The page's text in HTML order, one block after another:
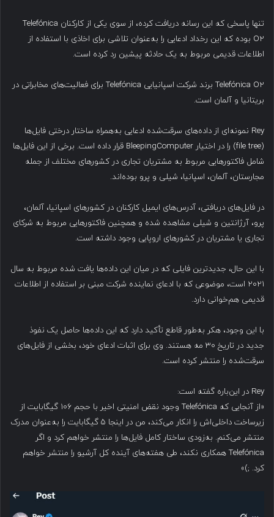
تنها پاسخی که این رسانه دریافت کرده، از سوی یکی از کارکنان Telefónica
O2 بوده که این رخداد ادعایی را به‌عنوان تلاشی برای اخاذی با استفاده از
اطلاعات قدیمی مربوط به یک حادثه پیشین رد کرده است.
Telefónica O2 برند شرکت اسپانیایی Telefónica برای فعالیت‌های مخابراتی در
بریتانیا و آلمان است.
Rey نمونه‌ای از داده‌های سرقت‌شده ادعایی به‌همراه ساختار درختی فایل‌ها
(file tree) را در اختیار BleepingComputer قرار داده است. برخی از این فایل‌ها
شامل فاکتورهایی مربوط به مشتریان تجاری در کشورهای مختلف از جمله
مجارستان، آلمان، اسپانیا، شیلی و پرو بوده‌اند.
در فایل‌های دریافتی، آدرس‌های ایمیل کارکنان در کشورهای اسپانیا، آلمان،
پرو، آرژانتین و شیلی مشاهده شده و همچنین فاکتورهایی مربوط به شرکای
تجاری یا مشتریان در کشورهای اروپایی وجود داشته است.
با این حال، جدیدترین فایلی که در میان این داده‌ها یافت شده مربوط به سال
۲۰۲۱ است، موضوعی که با ادعای نماینده شرکت مبنی بر استفاده از اطلاعات
قدیمی هم‌خوانی دارد.
با این وجود، هکر به‌طور قاطع تأکید دارد که این داده‌ها حاصل یک نفوذ
جدید در تاریخ ۳۰ مه هستند. وی برای اثبات ادعای خود، بخشی از فایل‌های
سرقت‌شده را منتشر کرده است.
Rey در این‌باره گفته است:
«از آنجایی که Telefónica وجود نقض امنیتی اخیر با حجم ۱۰۶ گیگابایت از
زیرساخت داخلی‌اش را انکار می‌کند، من در اینجا ۵ گیگابایت را به‌عنوان مدرک
منتشر می‌کنم. به‌زودی ساختار کامل فایل‌ها را منتشر خواهم کرد و اگر
Telefónica همکاری نکند، طی هفته‌های آینده کل آرشیو را منتشر خواهم
کرد. ;)»